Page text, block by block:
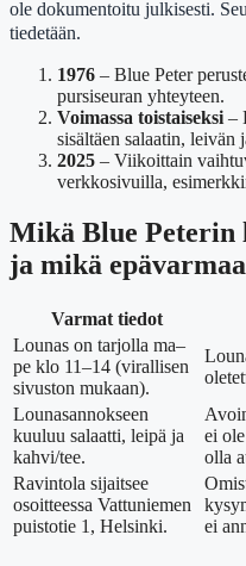
ole dokumentoitu julkisesti.
tiedetään.
1976 – Blue Peter
pursiseuran yhteyteen.
Voimassa toistaiseksi–
sisältäen salaatin, leivän
2025 – Viikoittain
verkkosivuilla,
Mikä Blue Peterin
ja mikä
Varmat tiedot
Lounas on tarjolla ma–
pe klo 11–14 (virallisen
sivuston mukaan).
Lounasannokseen
kuuluu salaatti, leipä ja
kahvi/tee.
ei
olla
Ravintola sijaitsee
osoitteessa Vattuniemen
puistotie 1, Helsinki.
ei